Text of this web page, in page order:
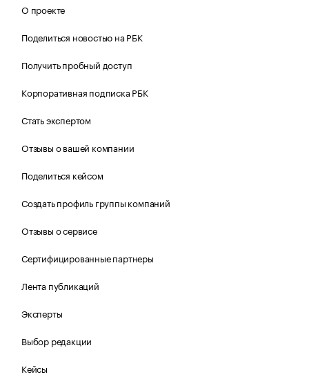
О проекте
Поделиться новостью на РБК
Получить пробный доступ
Корпоративная подписка РБК
Стать экспертом
Отзывы о вашей компании
Поделиться кейсом
Создать профиль группы компаний
Отзывы о сервисе
Сертифицированные партнеры
Лента публикаций
Эксперты
Выбор редакции
Кейсы